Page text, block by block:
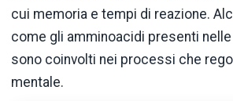
cui memoria e tempi di reazione.
come gli amminoacidi presenti
sono coinvolti nei processi che
mentale.